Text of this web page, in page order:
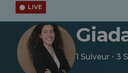
LIVE
1 Suiveur · 3